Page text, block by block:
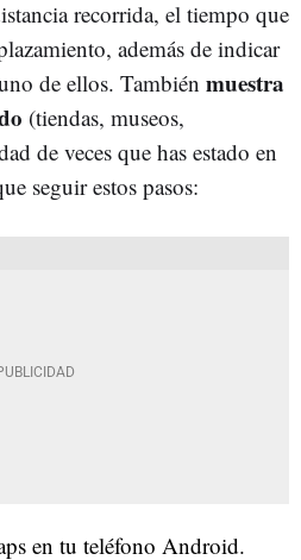
recorrida, el tiempo que
además de indicar
de ellos. También muestra
(tiendas, museos,
de veces que has estado en
seguir estos pasos:
en tu teléfono Android.